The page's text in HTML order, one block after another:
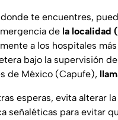
te encuentres,
de la localidad
a los hospitales más
bajo la supervisión
de México (Capufe),
esperas, evita alterar
señaléticas para evitar